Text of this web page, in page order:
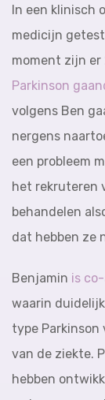
In een klinisch
medicijn
moment zijn er
Parkinson
volgens Ben
nergens
een probleem
het rekruteren
behandelen
dat hebben ze
Benjamin is
waarin
type Parkinson
van de ziekte.
hebben